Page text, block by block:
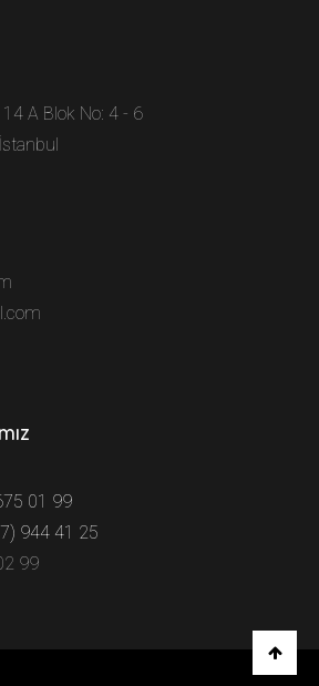
A Blok No: 4 - 6
01 99
944 41 25
99